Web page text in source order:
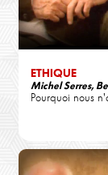
ETHIQUE
Michel Serres,
Pourquoi nous